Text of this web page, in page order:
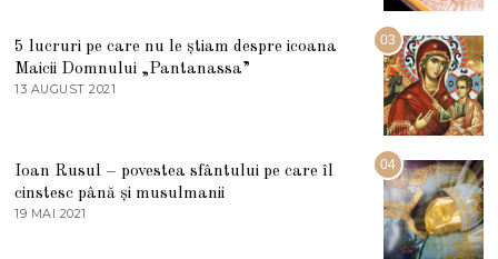
T
I
E
2
03
5 lucruri pe care nu le știam despre icoana
Maicii Domnului „Pantanassa”
13 AUGUST 2021
U
S
T
04
Ioan Rusul – povestea sfântului pe care îl
cinstesc până și musulmanii
19 MAI 2021